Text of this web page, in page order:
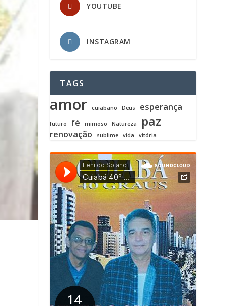
YOUTUBE
INSTAGRAM
TAGS
amor cuiabano Deus esperança
futuro fé mimoso Natureza paz
renovação sublime vida vitória